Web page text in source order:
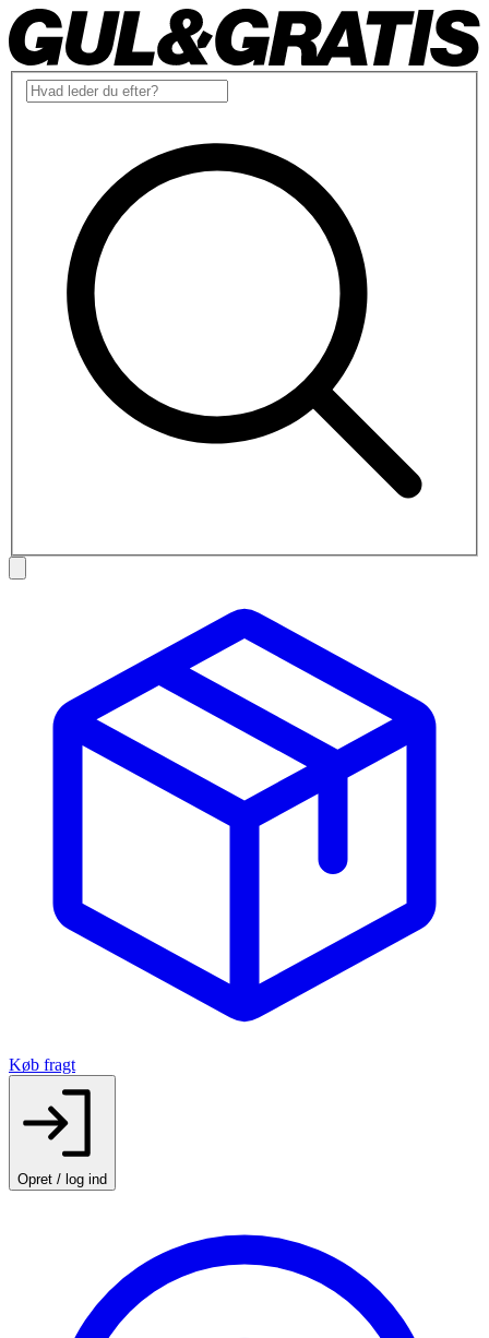
Køb fragt
Opret / log ind